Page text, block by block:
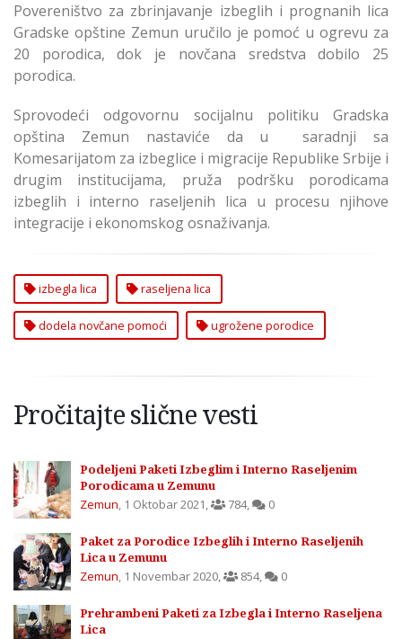
Povereništvo za zbrinjavanje izbeglih i prognanih lica
Gradske opštine Zemun uručilo je pomoć u ogrevu za
20 porodica, dok je novčana sredstva dobilo 25
porodica.
Sprovodeći odgovornu socijalnu politiku Gradska
opština Zemun nastaviće da u saradnji sa
Komesarijatom za izbeglice i migracije Republike Srbije i
drugim institucijama, pruža podršku porodicama
izbeglih i interno raseljenih lica u procesu njihove
integracije i ekonomskog osnaživanja.
izbegla lica raseljena lica
dodela novčane pomoći ugrožene porodice
Pročitajte slične vesti
Podeljeni Paketi Izbeglim i Interno Raseljenim
Porodicama u Zemunu
Zemun, 1 Oktobar 2021, 784, 0
Paket za Porodice Izbeglih i Interno Raseljenih
Lica u Zemunu
Zemun, 1 Novembar 2020, 854, 0
Prehrambeni Paketi za Izbegla i Interno Raseljena
Lica